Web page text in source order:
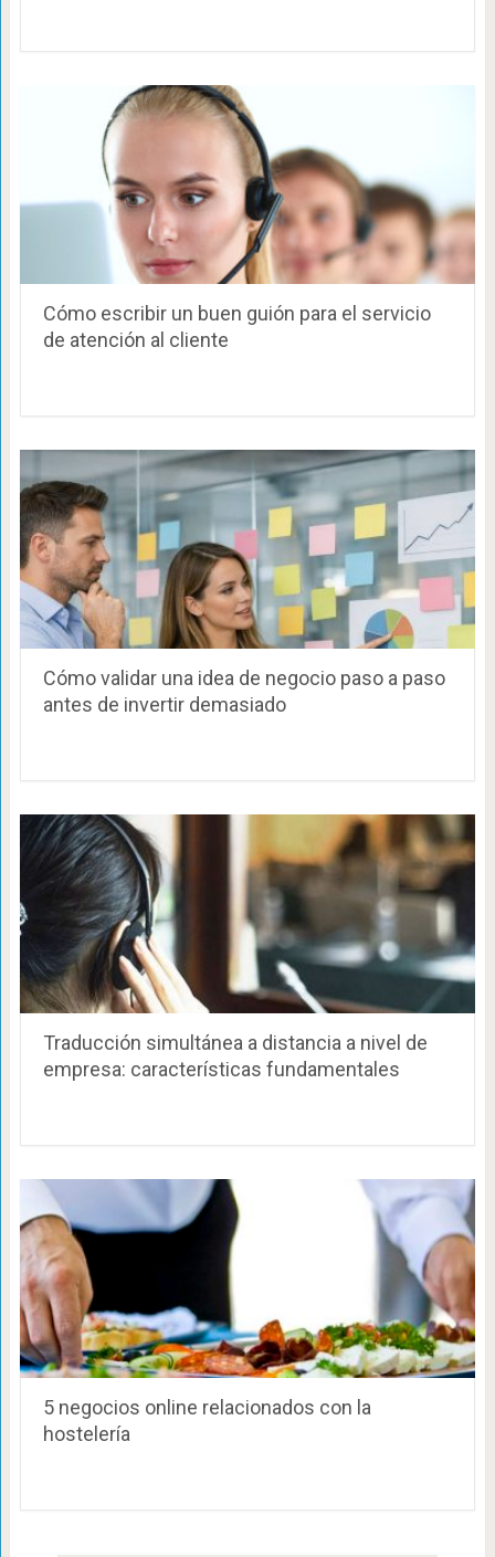
Cómo escribir un buen guión para el servicio
de atención al cliente
Cómo validar una idea de negocio paso a paso
antes de invertir demasiado
Traducción simultánea a distancia a nivel de
empresa: características fundamentales
5 negocios online relacionados con la
hostelería